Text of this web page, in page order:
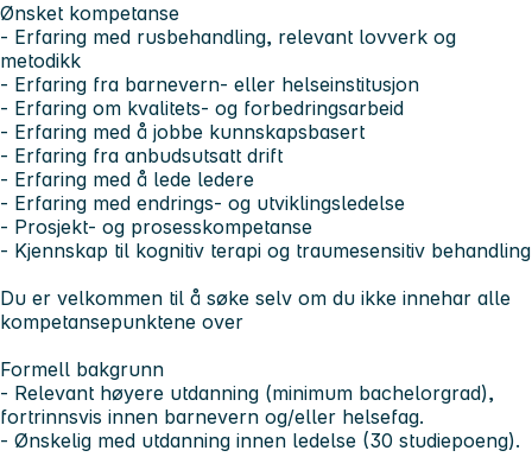
Ønsket kompetanse
- Erfaring med rusbehandling, relevant lovverk og
metodikk
- Erfaring fra barnevern- eller helseinstitusjon
- Erfaring om kvalitets- og forbedringsarbeid
- Erfaring med å jobbe kunnskapsbasert
- Erfaring fra anbudsutsatt drift
- Erfaring med å lede ledere
- Erfaring med endrings- og utviklingsledelse
- Prosjekt- og prosesskompetanse
- Kjennskap til kognitiv terapi og traumesensitiv behandling
Du er velkommen til å søke selv om du ikke innehar alle
kompetansepunktene over
Formell bakgrunn
- Relevant høyere utdanning (minimum bachelorgrad),
fortrinnsvis innen barnevern og/eller helsefag.
- Ønskelig med utdanning innen ledelse (30 studiepoeng).